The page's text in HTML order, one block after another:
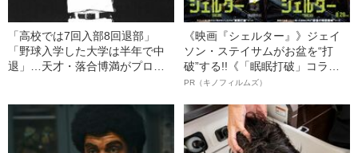
「高校では7回入部8回退部」
「野球入学した大学は半年で中
退」…天才・落合博満がプロ入
《映画『シェルター』》ジェイ
ソン・ステイサムがお盆を“打
破”する!!《「眠眠打破」コラ
ボ》
PR（キノフィルムズ）